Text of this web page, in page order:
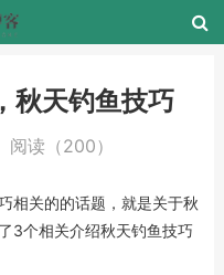
秋天钓鱼技巧
阅读（200）
相关的的话题，就是关于秋
3个相关介绍秋天钓鱼技巧